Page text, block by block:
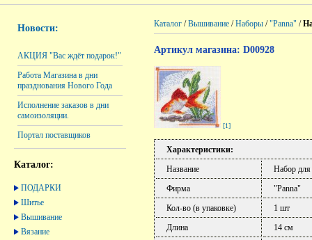
Новости:
АКЦИЯ "Вас ждёт подарок!"
Работа Магазина в дни
празднования Нового Года
Исполнение заказов в дни
самоизоляции.
Портал поставщиков
Каталог:
ПОДАРКИ
Шитье
Вышивание
Вязание
Каталог /Вышивание /Наборы /"Panna" /
Артикул магазина: D00928
[1]
Характеристики:
Название
Набор
Фирма
"Panna"
Кол-во (в упаковке)
1 шт
Длина
14 см